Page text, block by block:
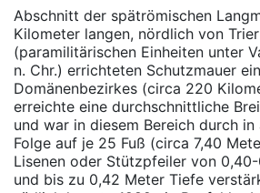
Abschnitt der spätrömischen
Kilometer langen, nördlich von
(paramilitärischen Einheiten unter
n. Chr.) errichteten Schutzmauer
Domänenbezirkes (circa 220
erreichte eine durchschnittliche
und war in diesem Bereich durch
Folge auf je 25 Fuß (circa 7,40
Lisenen oder Stützpfeiler von
und bis zu 0,42 Meter Tiefe